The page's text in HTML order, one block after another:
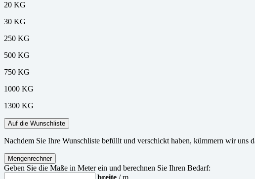
20 KG
30 KG
250 KG
500 KG
750 KG
1000 KG
1300 KG
Auf die Wunschliste
Nachdem Sie Ihre Wunschliste befüllt und verschickt haben, kümmern wir uns
Mengenrechner
Geben Sie die Maße in Meter ein und berechnen Sie Ihren Bedarf:
breite / m